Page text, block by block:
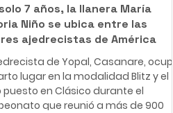
7 años, la llanera María
Niño se ubica entre las
ajedrecistas de América
de Yopal, Casanare, ocupó
lugar en la modalidad Blitz y el
puesto en Clásico durante el
que reunió a más de 900